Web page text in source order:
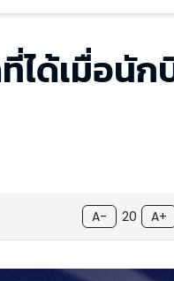
ได้เมื่อนั
A- 20 A+